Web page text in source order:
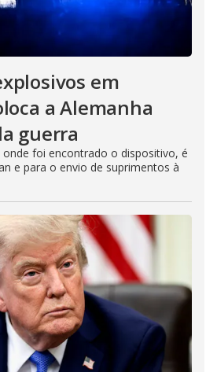
em
a Alemanha
guerra
foi encontrado o dispositivo, é
e para o envio de suprimentos à